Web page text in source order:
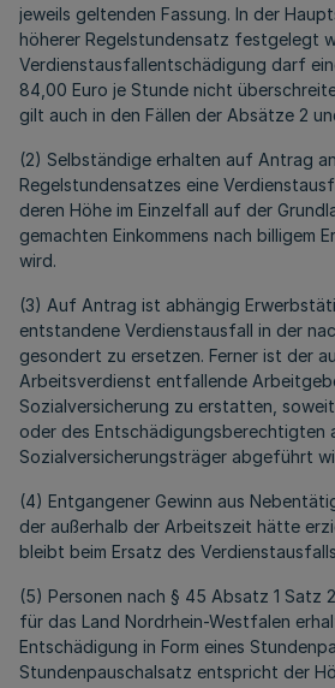
jeweils geltenden Fassung. In der
höherer Regelstundensatz festgelegt
Verdienstausfallentschädigung darf
84,00 Euro je Stunde nicht
gilt auch in den Fällen der Absätze 2
(2) Selbständige erhalten auf Antrag
Regelstundensatzes eine
deren Höhe im Einzelfall auf der
gemachten Einkommens nach billigem
wird.
(3) Auf Antrag ist abhängig
entstandene Verdienstausfall in der
gesondert zu ersetzen. Ferner ist der
Arbeitsverdienst entfallende
Sozialversicherung zu erstatten,
oder des Entschädigungsberechtigten
Sozialversicherungsträger abgeführt
(4) Entgangener Gewinn aus
der außerhalb der Arbeitszeit hätte
bleibt beim Ersatz des
(5) Personen nach § 45 Absatz 1 Satz
für das Land Nordrhein-Westfalen
Entschädigung in Form eines
Stundenpauschalsatz entspricht der